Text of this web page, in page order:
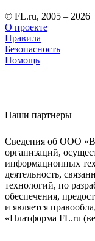
© FL.ru, 2005 – 2026
О проекте
Правила
Безопасность
Помощь
Наши партнеры
Сведения об ООО
организаций,
информационных
деятельность,
технологий, по
обеспечения,
и является
«Платформа FL.ru